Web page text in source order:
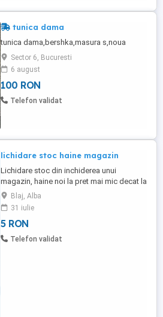
tunica dama
tunica dama,bershka,masura s,noua
Sector 6, Bucuresti
6 august
100 RON
Telefon validat
lichidare stoc haine magazin
Lichidare stoc din inchiderea unui
magazin, haine noi la pret mai mic decat la
second. Sunt haine de la 5-6 lei la rochite
de peste 200 lei. Cine achizitioneaza tot
stocul pretul este de 5 lei bucata -
valoarea la 5 rochii. Doar cu factura pret
inclus tva si deductibil. Pentru mai multe
Blaj, Alba
31 iulie
5 RON
Telefon validat